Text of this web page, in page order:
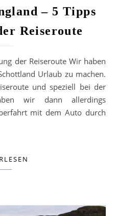
– 5 Tipps
Reiseroute
Urlaub zu machen.
und speziell bei der
wir dann allerdings
mit dem Auto durch